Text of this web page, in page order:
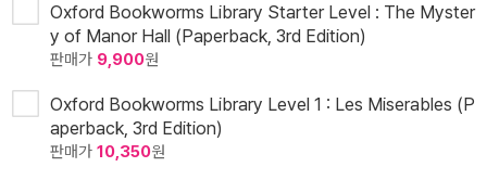
Oxford Bookworms Library Starter Level : The Myster
y of Manor Hall (Paperback, 3rd Edition)
판매가 9,900원
Oxford Bookworms Library Level 1 : Les Miserables (P
aperback, 3rd Edition)
판매가 10,350원